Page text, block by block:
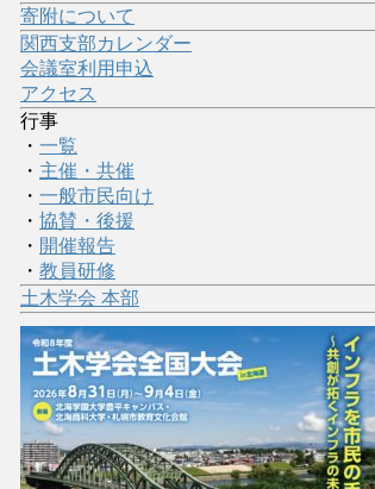
寄附について
関西支部カレンダー
会議室利用申込
アクセス
行事
・ 一覧
・ 主催・共催
・ 一般市民向け
・ 協賛・後援
・ 開催報告
・ 教員研修
土木学会 本部